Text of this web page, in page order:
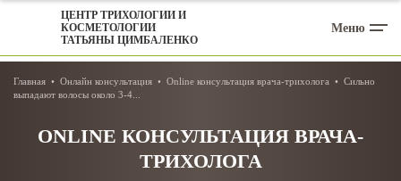
ЦЕНТР ТРИХОЛОГИИ И
КОСМЕТОЛОГИИ
ТАТЬЯНЫ ЦИМБАЛЕНКО
Меню
Главная Онлайн консультация Online консультация врача-трихолога
Сильно
выпадают волосы около 3-4...
ONLINE КОНСУЛЬТАЦИЯ ВРАЧА-
ТРИХОЛОГА